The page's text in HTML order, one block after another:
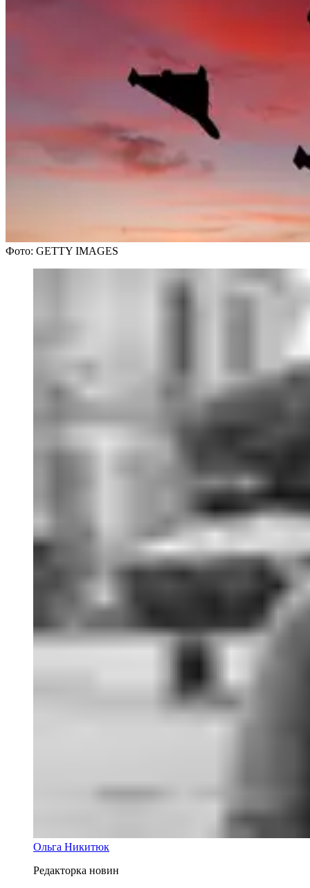
Фото: GETTY IMAGES
Ольга Никитюк
Редакторка новин